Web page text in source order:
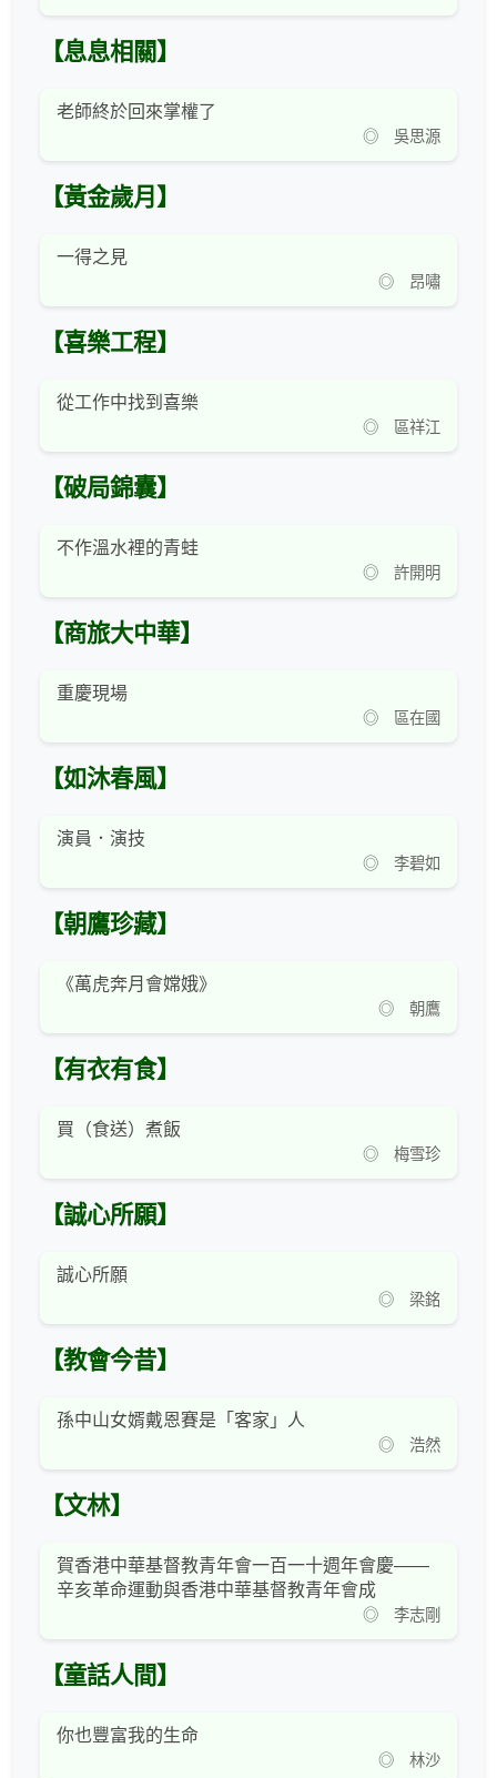
【息息相關】
老師終於回來掌權了
◎ 吳思源
【黃金歲月】
一得之見
◎ 昂嘯
【喜樂工程】
從工作中找到喜樂
◎ 區祥江
【破局錦囊】
不作溫水裡的青蛙
◎ 許開明
【商旅大中華】
重慶現場
◎ 區在國
【如沐春風】
演員．演技
◎ 李碧如
【朝鷹珍藏】
《萬虎奔月會嫦娥》
◎ 朝鷹
【有衣有食】
買（食送）煮飯
◎ 梅雪珍
【誠心所願】
誠心所願
◎ 梁銘
【教會今昔】
孫中山女婿戴恩賽是「客家」人
◎ 浩然
【文林】
賀香港中華基督教青年會一百一十週年會慶——
辛亥革命運動與香港中華基督教青年會成
◎ 李志剛
【童話人間】
你也豐富我的生命
◎ 林沙